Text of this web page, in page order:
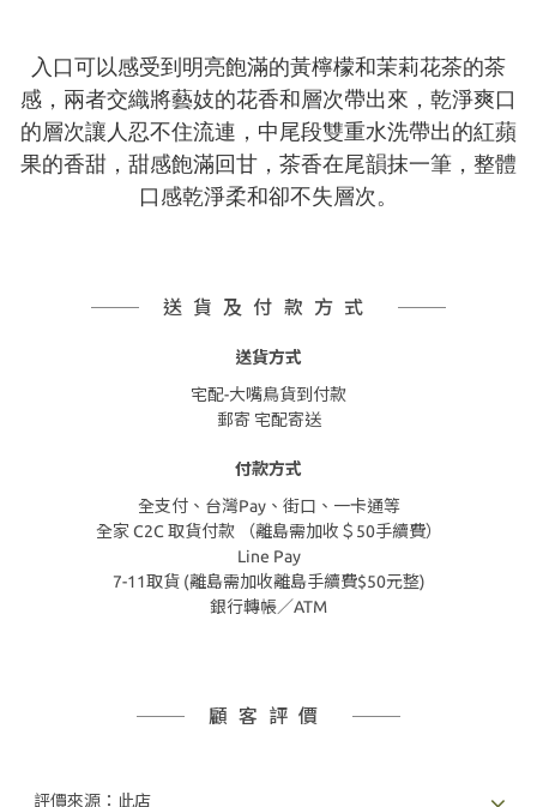
入口可以感受到明亮飽滿的黃檸檬和茉莉花茶的茶
感，兩者交織將藝妓的花香和層次帶出來，乾淨爽口
的層次讓人忍不住流連，中尾段雙重水洗帶出的紅蘋
果的香甜，甜感飽滿回甘，茶香在尾韻抹一筆，整體
口感乾淨柔和卻不失層次。
送貨及付款方式
送貨方式
宅配-大嘴鳥貨到付款
郵寄 宅配寄送
付款方式
全支付、台灣Pay、街口、一卡通等
全家 C2C 取貨付款 （離島需加收＄50手續費）
Line Pay
7-11取貨 (離島需加收離島手續費$50元整)
銀行轉帳／ATM
顧客評價